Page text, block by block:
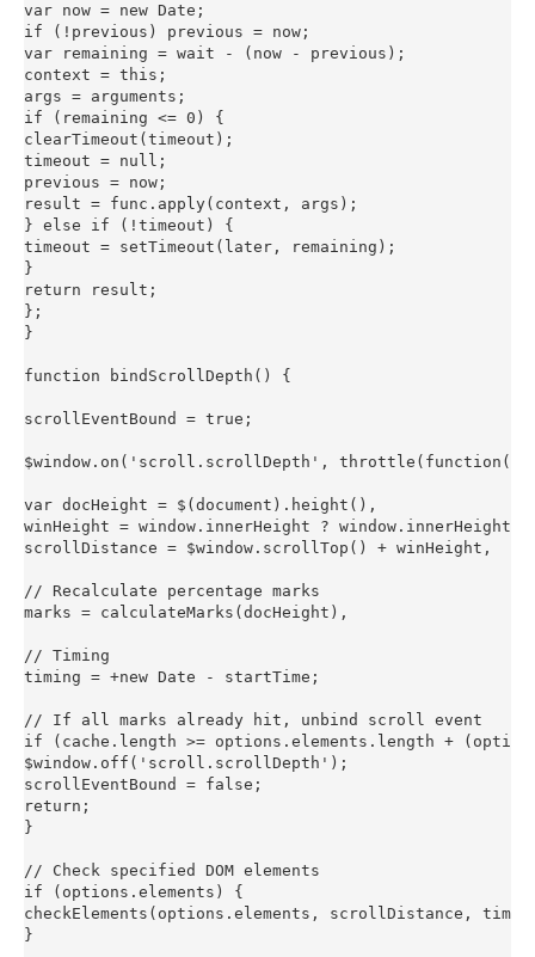
var now = new Date;
if (!previous) previous = now;
var remaining = wait - (now - previous);
context = this;
args = arguments;
if (remaining <= 0) {
clearTimeout(timeout);
timeout = null;
previous = now;
result = func.apply(context, args);
} else if (!timeout) {
timeout = setTimeout(later, remaining);
}
return result;
};
}
function bindScrollDepth() {
scrollEventBound = true;
$window.on('scroll.scrollDepth', throttle(function()
var docHeight = $(document).height(),
winHeight = window.innerHeight ? window.innerHeight
scrollDistance = $window.scrollTop() + winHeight,
// Recalculate percentage marks
marks = calculateMarks(docHeight),
// Timing
timing = +new Date - startTime;
// If all marks already hit, unbind scroll event
if (cache.length >= options.elements.length +
$window.off('scroll.scrollDepth');
scrollEventBound = false;
return;
}
// Check specified DOM elements
if (options.elements) {
checkElements(options.elements, scrollDistance,
}